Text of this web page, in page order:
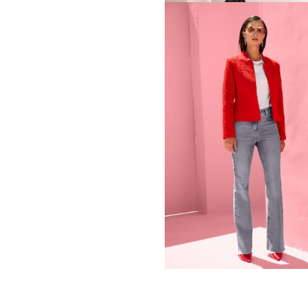
MADELEINE
189,95 €
Meilleur prix sous 30 jours**: 149,95 €
MADELEINE
139,95 € 239,95 €